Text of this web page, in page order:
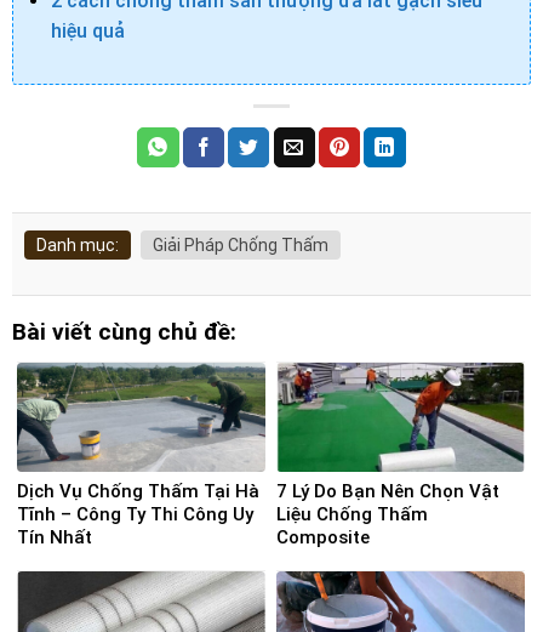
hiệu quả
Danh mục: Giải Pháp Chống Thấm
Bài viết cùng chủ đề:
Dịch Vụ Chống Thấm Tại Hà
Tĩnh – Công Ty Thi Công Uy
Tín Nhất
7 Lý Do Bạn Nên Chọn Vật
Liệu Chống Thấm
Composite